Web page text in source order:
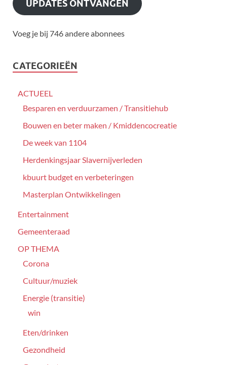
UPDATES ONTVANGEN
Voeg je bij 746 andere abonnees
CATEGORIEËN
ACTUEEL
Besparen en verduurzamen / Transitiehub
Bouwen en beter maken / Kmiddencocreatie
De week van 1104
Herdenkingsjaar Slavernijverleden
kbuurt budget en verbeteringen
Masterplan Ontwikkelingen
Entertainment
Gemeenteraad
OP THEMA
Corona
Cultuur/muziek
Energie (transitie)
win
Eten/drinken
Gezondheid